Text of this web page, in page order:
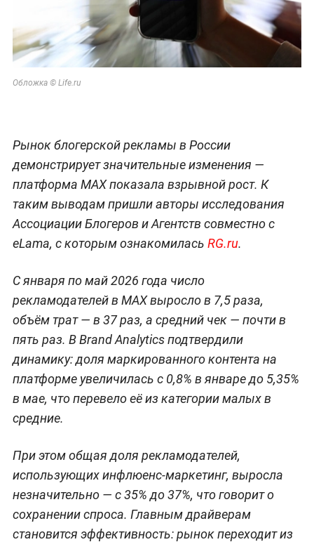
Обложка © Life.ru
Рынок блогерской рекламы в России
демонстрирует значительные изменения —
платформа MAX показала взрывной рост. К
таким выводам пришли авторы исследования
Ассоциации Блогеров и Агентств совместно с
eLama, с которым ознакомилась RG.ru.
С января по май 2026 года число
рекламодателей в MAX выросло в 7,5 раза,
объём трат — в 37 раз, а средний чек — почти в
пять раз. В Brand Analytics подтвердили
динамику: доля маркированного контента на
платформе увеличилась с 0,8% в январе до 5,35%
в мае, что перевело её из категории малых в
средние.
При этом общая доля рекламодателей,
использующих инфлюенс-маркетинг, выросла
незначительно — с 35% до 37%, что говорит о
сохранении спроса. Главным драйверам
становится эффективность: рынок переходит из